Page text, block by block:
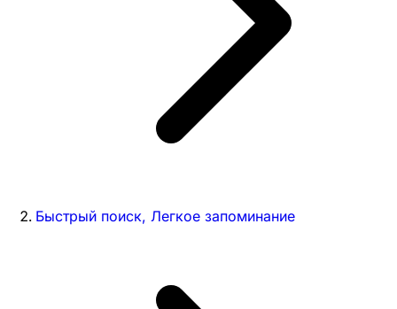
Быстрый поиск, Легкое запоминание